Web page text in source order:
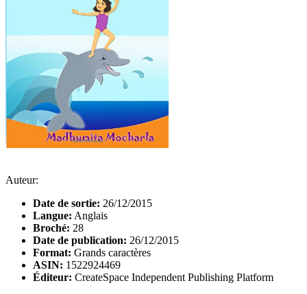
Auteur:
Date de sortie: 26/12/2015
Langue: Anglais
Broché: 28
Date de publication: 26/12/2015
Format: Grands caractères
ASIN: 1522924469
Éditeur: CreateSpace Independent Publishing Platform